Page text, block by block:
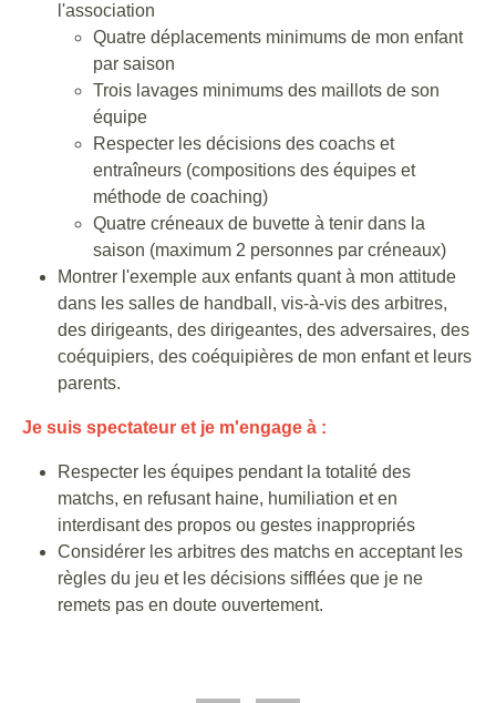
l'association
Quatre déplacements minimums de mon enfant
par saison
Trois lavages minimums des maillots de son
équipe
Respecter les décisions des coachs et
entraîneurs (compositions des équipes et
méthode de coaching)
Quatre créneaux de buvette à tenir dans la
saison (maximum 2 personnes par créneaux)
Montrer l'exemple aux enfants quant à mon attitude
dans les salles de handball, vis-à-vis des arbitres,
des dirigeants, des dirigeantes, des adversaires, des
coéquipiers, des coéquipières de mon enfant et leurs
parents.
Je suis spectateur et je m'engage à :
Respecter les équipes pendant la totalité des
matchs, en refusant haine, humiliation et en
interdisant des propos ou gestes inappropriés
Considérer les arbitres des matchs en acceptant les
règles du jeu et les décisions sifflées que je ne
remets pas en doute ouvertement.